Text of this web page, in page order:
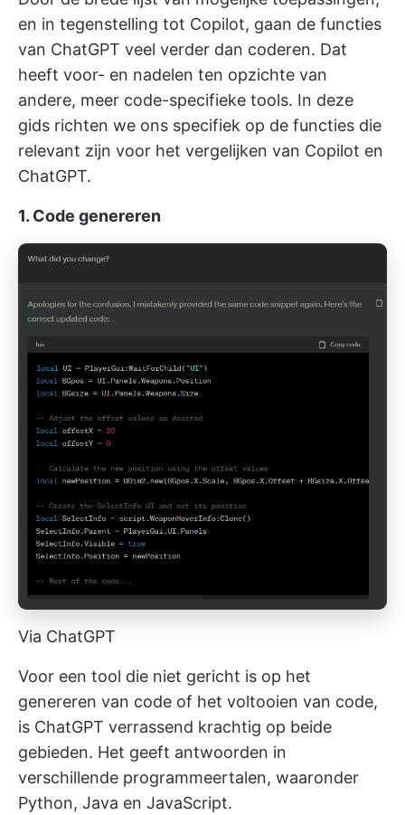
en in tegenstelling tot Copilot, gaan de functies
van ChatGPT veel verder dan coderen. Dat
heeft voor- en nadelen ten opzichte van
andere, meer code-specifieke tools. In deze
gids richten we ons specifiek op de functies die
relevant zijn voor het vergelijken van Copilot en
ChatGPT.
1. Code genereren
Via ChatGPT
Voor een tool die niet gericht is op het
genereren van code of het voltooien van code,
is ChatGPT verrassend krachtig op beide
gebieden. Het geeft antwoorden in
verschillende programmeertalen, waaronder
Python, Java en JavaScript.